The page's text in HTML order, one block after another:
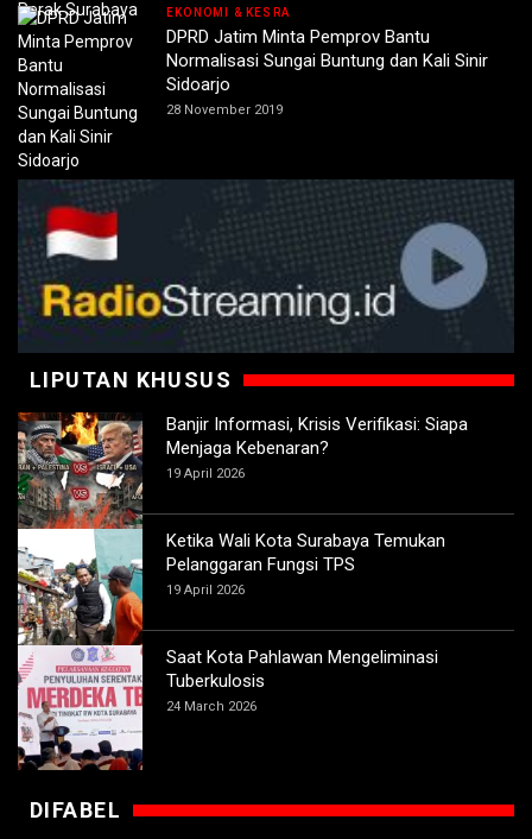
EKONOMI & KESRA
DPRD Jatim Minta Pemprov Bantu
Normalisasi Sungai Buntung dan Kali Sinir
Sidoarjo
28 November 2019
LIPUTAN KHUSUS
Banjir Informasi, Krisis Verifikasi: Siapa
Menjaga Kebenaran?
19 April 2026
Ketika Wali Kota Surabaya Temukan
Pelanggaran Fungsi TPS
19 April 2026
Saat Kota Pahlawan Mengeliminasi
Tuberkulosis
24 March 2026
DIFABEL